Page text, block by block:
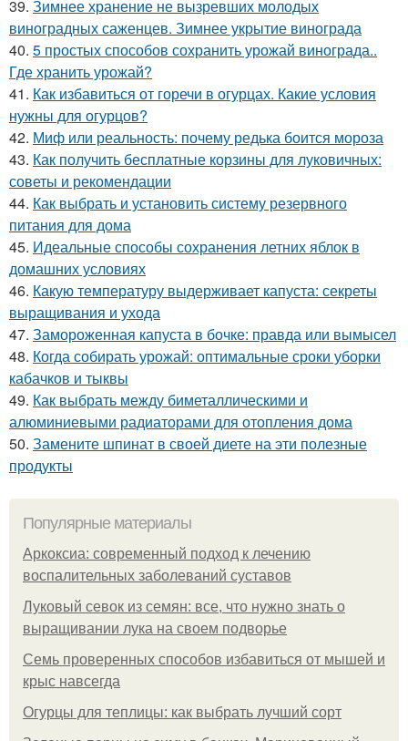
39. Зимнее хранение не вызревших молодых
виноградных саженцев. Зимнее укрытие винограда
40. 5 простых способов сохранить урожай винограда..
Где хранить урожай?
41. Как избавиться от горечи в огурцах. Какие условия
нужны для огурцов?
42. Миф или реальность: почему редька боится мороза
43. Как получить бесплатные корзины для луковичных:
советы и рекомендации
44. Как выбрать и установить систему резервного
питания для дома
45. Идеальные способы сохранения летних яблок в
домашних условиях
46. Какую температуру выдерживает капуста: секреты
выращивания и ухода
47. Замороженная капуста в бочке: правда или вымысел
48. Когда собирать урожай: оптимальные сроки уборки
кабачков и тыквы
49. Как выбрать между биметаллическими и
алюминиевыми радиаторами для отопления дома
50. Замените шпинат в своей диете на эти полезные
продукты
Популярные материалы
Аркоксиа: современный подход к лечению
воспалительных заболеваний суставов
Луковый севок из семян: все, что нужно знать о
выращивании лука на своем подворье
Семь проверенных способов избавиться от мышей и
крыс навсегда
Огурцы для теплицы: как выбрать лучший сорт